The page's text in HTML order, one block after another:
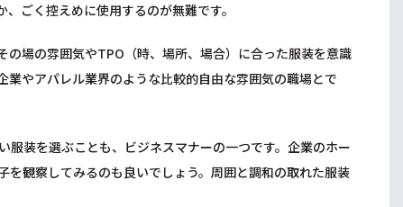
ごく控えめに使用するのが無難です。
場の雰囲気やTPO（時、場所、場合）に合った服装を意識
やアパレル業界のような比較的自由な雰囲気の職場とで
装を選ぶことも、ビジネスマナーの一つです。企業のホー
観察してみるのも良いでしょう。周囲と調和の取れた服装